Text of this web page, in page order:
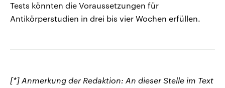
Tests könnten die Voraussetzungen für
Antikörperstudien in drei bis vier Wochen erfüllen.
[*] Anmerkung der Redaktion: An dieser Stelle im Text